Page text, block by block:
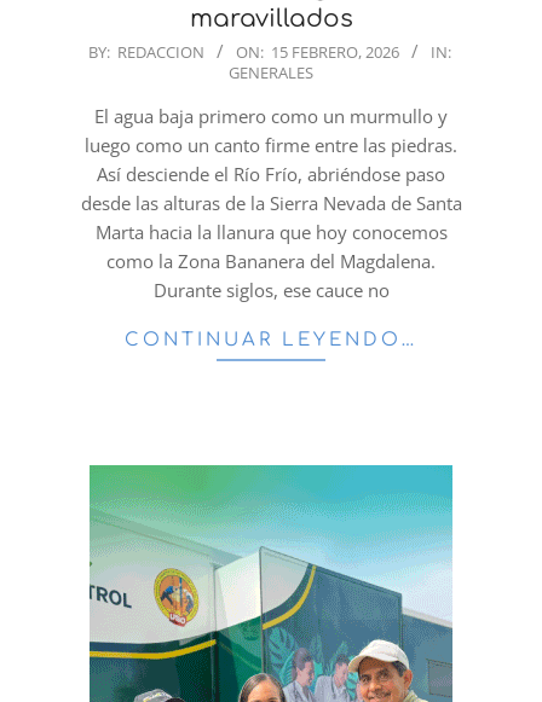
maravillados
2026-
BY: REDACCION ON: 15 FEBRERO, 2026
IN:
GENERALES
El agua baja primero como un murmullo y
luego como un canto firme entre las piedras.
Así desciende el Río Frío, abriéndose paso
desde las alturas de la Sierra Nevada de Santa
Marta hacia la llanura que hoy conocemos
como la Zona Bananera del Magdalena.
Durante siglos, ese cauce no
CONTINUAR LEYENDO…